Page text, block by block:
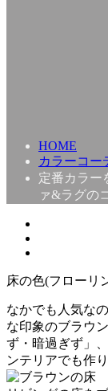
HOME
カラーコー
定番カラー
ァ&ラグの
床の色(フローリ
なかでも人気な
な印象のブラウ
ず・暗過ぎず」
ンテリアでも作